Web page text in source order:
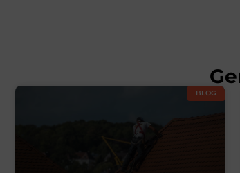
BLOG